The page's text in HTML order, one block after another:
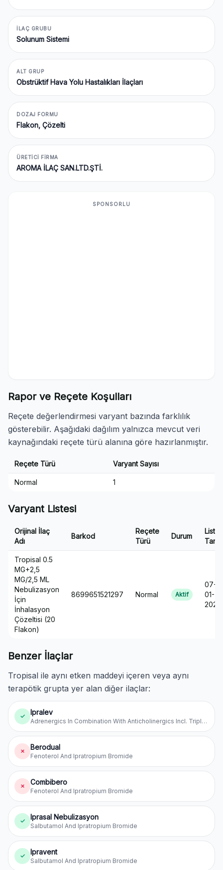
İLAÇ GRUBU
Solunum Sistemi
ALT GRUP
Obstrüktif Hava Yolu Hastalıkları İlaçları
DOZAJ FORMU
Flakon, Çözelti
ÜRETICI FIRMA
AROMA İLAÇ SAN.LTD.ŞTİ.
SPONSORLU
Rapor ve Reçete Koşulları
Reçete değerlendirmesi varyant bazında farklılık
gösterebilir. Aşağıdaki dağılım yalnızca mevcut veri
kaynağındaki reçete türü alanına göre hazırlanmıştır.
Reçete Türü Varyant Sayısı
Normal 1
Varyant Listesi
Orijinal İlaç
Adı
Barkod
Reçete
Türü
Durum
Liste
Tarihi
Tropisal 0.5
MG+2,5
MG/2,5 ML
Nebulizasyon
İçin
İnhalasyon
Çözeltisi (20
Flakon)
8699651521297 Normal Aktif
07-
01-
2025
Benzer İlaçlar
Tropisal ile aynı etken maddeyi içeren veya aynı
terapötik grupta yer alan diğer ilaçlar:
✓ Ipralev
Adrenergics In Combination With Anticholinergics Incl. Triple Combinations With Corticosteroids
✗ Berodual
Fenoterol And Ipratropium Bromide
✗ Combibero
Fenoterol And Ipratropium Bromide
✓ Iprasal Nebulizasyon
Salbutamol And Ipratropium Bromide
✓ Ipravent
Salbutamol And Ipratropium Bromide